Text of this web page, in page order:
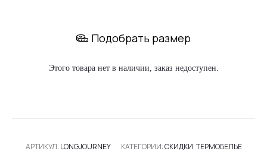
Подобрать размер
Этого товара нет в наличии, заказ недоступен.
АРТИКУЛ: LONGJOURNEY КАТЕГОРИИ:СКИДКИ,ТЕРМОБЕЛЬЕ